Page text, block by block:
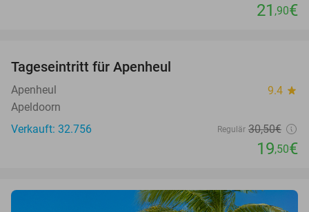
21 ,90€
Tageseintritt für Apenheul
Apenheul 9.4 star
Apeldoorn
Verkauft: 32.756
Regulär 30,50€
19,50€